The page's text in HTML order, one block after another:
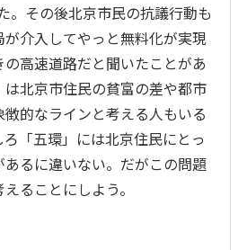
。その後北京市民の抗議行動も
介入してやっと無料化が実現
高速道路だと聞いたことがあ
北京市住民の貧富の差や都市
的なラインと考える人もいる
「五環」には北京住民にとっ
るに違いない。だがこの問題
ることにしよう。